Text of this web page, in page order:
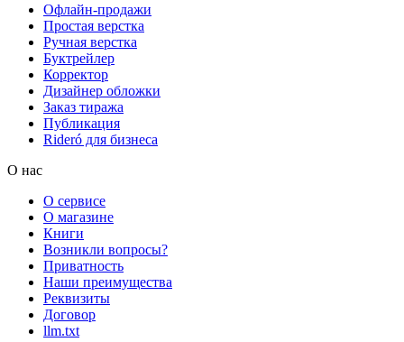
Офлайн-продажи
Простая верстка
Ручная верстка
Буктрейлер
Корректор
Дизайнер обложки
Заказ тиража
Публикация
Rideró для бизнеса
О нас
О сервисе
О магазине
Книги
Возникли вопросы?
Приватность
Наши преимущества
Реквизиты
Договор
llm.txt